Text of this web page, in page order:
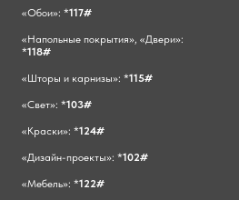
«Обои»: *117#
«Напольные покрытия», «Двери»:
*118#
«Шторы и карнизы»: *115#
«Свет»: *103#
«Краски»: *124#
«Дизайн-проекты»: *102#
«Мебель»: *122#